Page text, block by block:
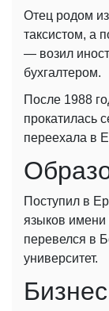
Отец родом
таксистом, а
— возил
бухгалтером.
После 1988
прокатилась
переехала в
Поступил в
языков имени
перевелся в
университет.
Бизнес